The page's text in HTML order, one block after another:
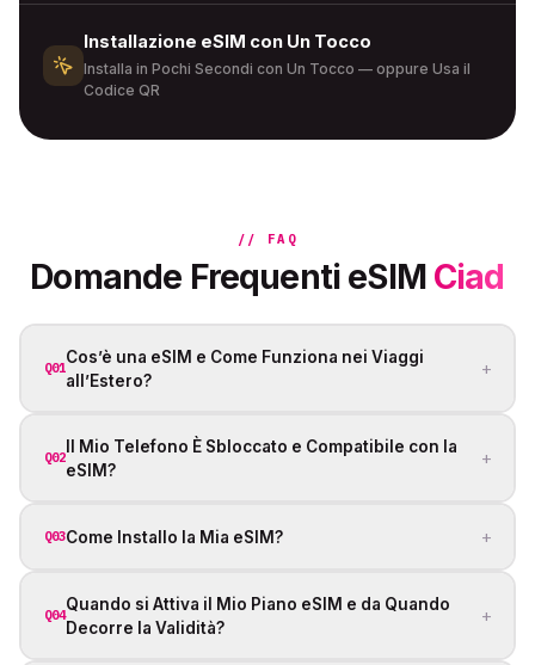
Installazione eSIM con Un Tocco
Installa in Pochi Secondi con Un Tocco — oppure Usa il
Codice QR
// FAQ
Domande Frequenti eSIM Ciad
Q01
Cos’è una eSIM e Come Funziona nei Viaggi
all’Estero?
+
Q02
Il Mio Telefono È Sbloccato e Compatibile con la
eSIM?
+
Q03Come Installo la Mia eSIM? +
Q04
Quando si Attiva il Mio Piano eSIM e da Quando
Decorre la Validità?
+